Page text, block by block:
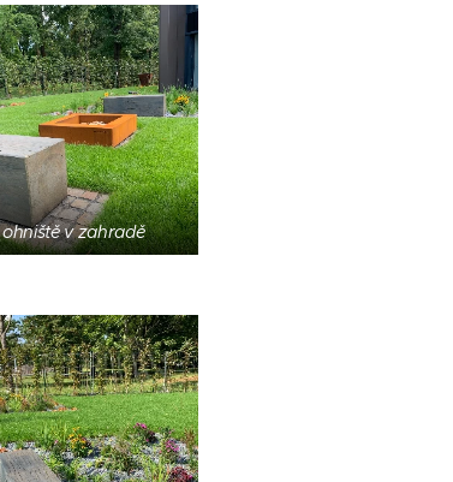
ohniště v zahradě